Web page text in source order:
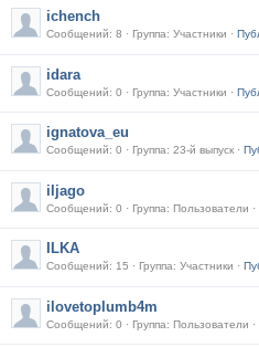
ichench
Сообщений: 8 · Группа: Участники ·
idara
Сообщений: 0 · Группа: Участники ·
ignatova_eu
Сообщений: 0 · Группа: 23-й выпуск ·
iljago
Сообщений: 0 · Группа: Пользователи ·
ILKA
Сообщений: 15 · Группа: Участники ·
ilovetoplumb4m
Сообщений: 0 · Группа: Пользователи ·